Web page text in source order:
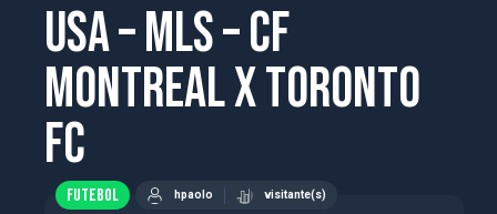
USA – MLS – CF
Montreal x Toronto
FC
FUTEBOL hpaolo visitante(s)